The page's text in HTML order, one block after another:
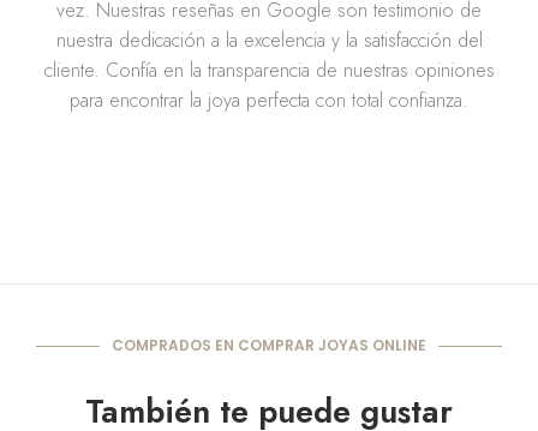
vez. Nuestras reseñas en Google son testimonio de
nuestra dedicación a la excelencia y la satisfacción del
cliente. Confía en la transparencia de nuestras opiniones
para encontrar la joya perfecta con total confianza.
COMPRADOS EN COMPRAR JOYAS ONLINE
También te puede gustar